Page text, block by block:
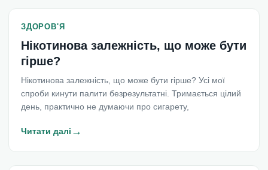
ЗДОРОВ'Я
Нікотинова залежність, що може бути
гірше?
Нікотинова залежність, що може бути гірше? Усі мої
спроби кинути палити безрезультатні. Тримається цілий
день, практично не думаючи про сигарету,
Читати далі →